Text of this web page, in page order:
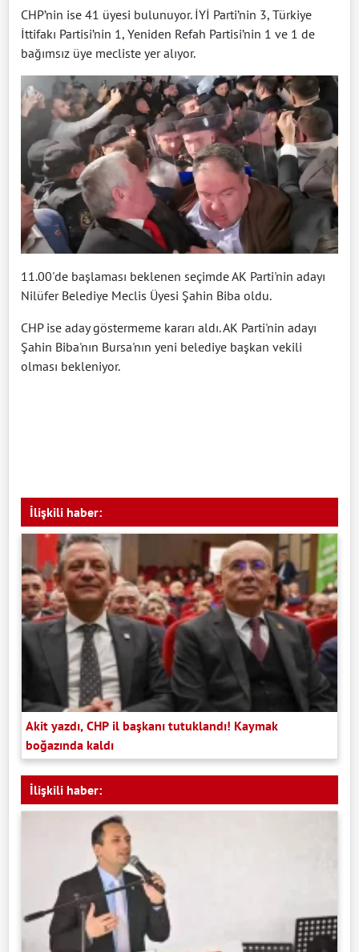
CHP’nin ise 41 üyesi bulunuyor. İYİ Parti’nin 3, Türkiye
İttifakı Partisi’nin 1, Yeniden Refah Partisi’nin 1 ve 1 de
bağımsız üye mecliste yer alıyor.
11.00'de başlaması beklenen seçimde AK Parti'nin adayı
Nilüfer Belediye Meclis Üyesi Şahin Biba oldu.
CHP ise aday göstermeme kararı aldı. AK Parti'nin adayı
Şahin Biba'nın Bursa'nın yeni belediye başkan vekili
olması bekleniyor.
İlişkili haber:
Akit yazdı, CHP il başkanı tutuklandı! Kaymak
boğazında kaldı
İlişkili haber: